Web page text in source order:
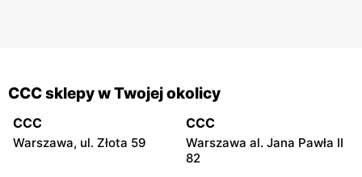
CCC sklepy w Twojej okolicy
CCC
Warszawa, ul. Złota 59
CCC
Warszawa al. Jana Pawła II
82